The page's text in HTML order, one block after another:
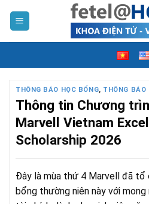
THÔNG BÁO HỌC BỔNG, THÔNG BÁO
Thông tin Chương
Marvell Vietnam
Scholarship 2026
Đây là mùa thứ 4 Marvell đã
bổng thường niên này với